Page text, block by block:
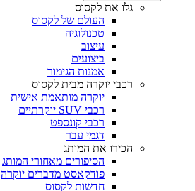
גלו את לקסוס
העולם של לקסוס
טכנולוגיה
עיצוב
ביצועים
אמנות הגימור
רכבי יוקרה מבית לקסוס
יוקרה מותאמת אישית
רכבי SUV יוקרתיים
רכבי קונספט
דגמי עבר
הכירו את המותג
הסיפורים מאחורי המותג
פודקאסט מדברים יוקרה
חדשות לקסוס